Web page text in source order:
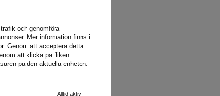
för
och genomföra
Mer information finns i
. Genom att acceptera detta
att klicka på fliken
på den aktuella enheten.
Alltid aktiv